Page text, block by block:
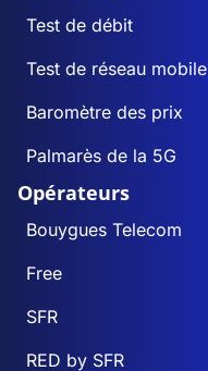
Test de débit
Test de réseau mobile
Baromètre des prix
Palmarès de la 5G
Opérateurs
Bouygues Telecom
Free
SFR
RED by SFR